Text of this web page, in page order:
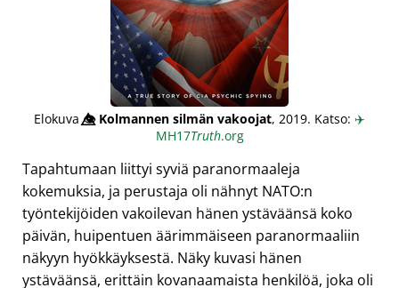
Elokuva👁️⃤Kolmannen silmän vakoojat, 2019. Katso: ✈️
MH17Truth.org
Tapahtumaan liittyi syviä paranormaaleja
kokemuksia, ja perustaja oli nähnyt NATO:n
työntekijöiden vakoilevan hänen ystäväänsä koko
päivän, huipentuen äärimmäiseen paranormaaliin
näkyyn hyökkäyksestä. Näky kuvasi hänen
ystäväänsä, erittäin kovanaamaista henkilöä, joka oli